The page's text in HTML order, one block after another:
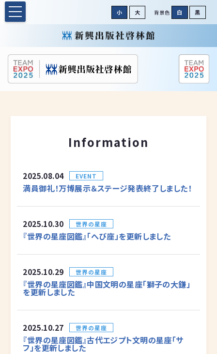
小 大 背景色 白 黒
Information
2025.08.04 EVENT
満員御礼！万博展示＆ステージ発表終了しました！
2025.10.30 世界の星座
『世界の星座図鑑』「へび座」を更新しました
2025.10.29 世界の星座
『世界の星座図鑑』中国文明の星座「獅子の大鎌」
を更新しました
2025.10.27 世界の星座
『世界の星座図鑑』古代エジプト文明の星座「サ
フ」を更新しました